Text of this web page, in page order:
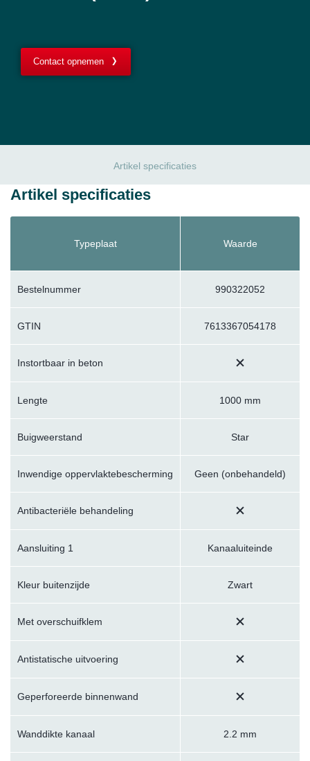
Contact opnemen
Artikel specificaties
Artikel specificaties
Typeplaat Waarde
Bestelnummer 990322052
GTIN 7613367054178
Instortbaar in beton
Lengte 1000 mm
Buigweerstand Star
Inwendige oppervlaktebescherming Geen (onbehandeld)
Antibacteriële behandeling
Aansluiting 1 Kanaaluiteinde
Kleur buitenzijde Zwart
Met overschuifklem
Antistatische uitvoering
Geperforeerde binnenwand
Wanddikte kanaal 2.2 mm